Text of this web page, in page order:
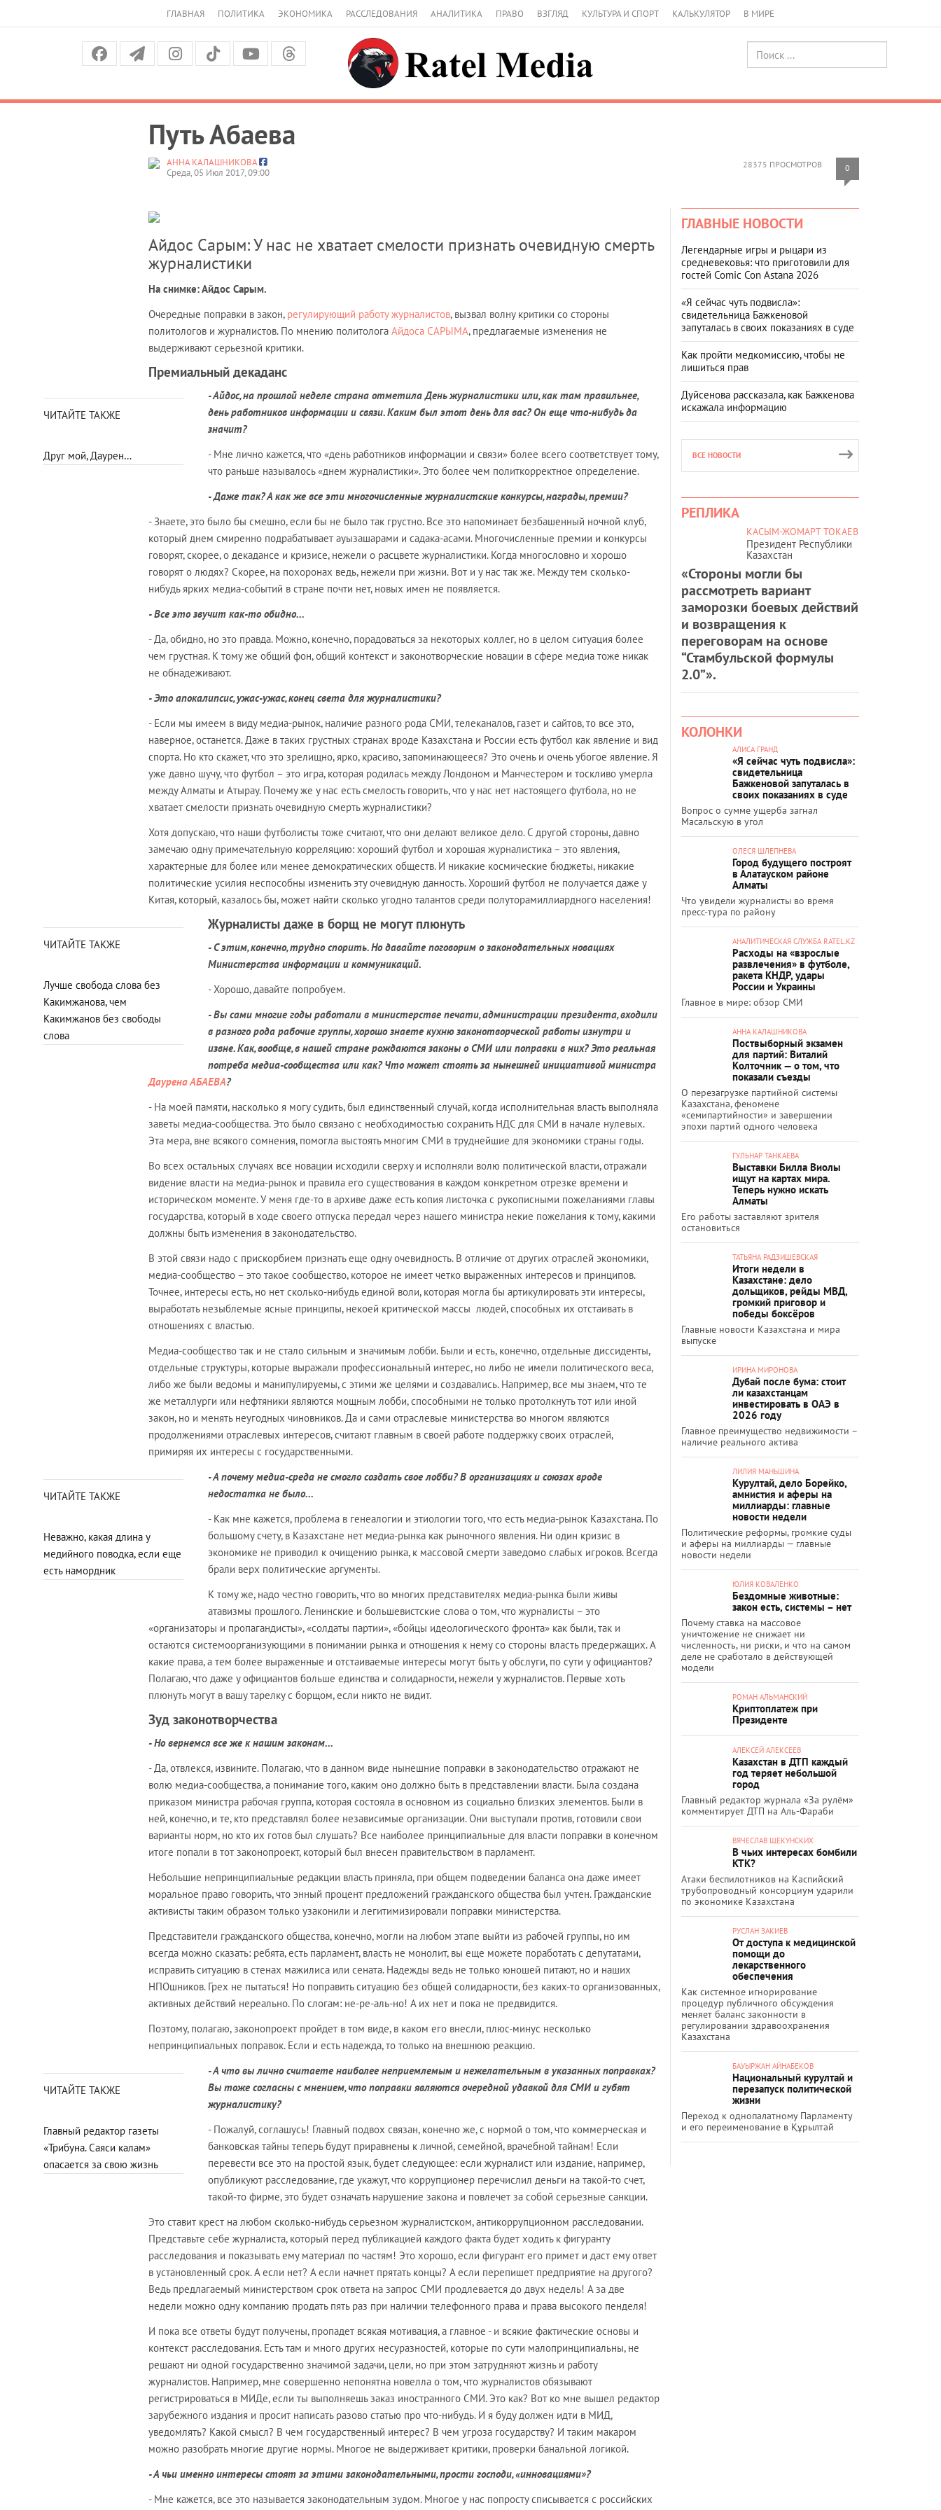
ГЛАВНАЯ ПОЛИТИКА ЭКОНОМИКА РАССЛЕДОВАНИЯ АНАЛИТИКА ПРАВО ВЗГЛЯД КУЛЬТУРА И СПОРТ КАЛЬКУЛЯТОР В МИРЕ
Путь Абаева
28375 ПРОСМОТРОВ 0
АННА КАЛАШНИКОВА
Среда, 05 Июл 2017, 09:00
Айдос Сарым: У нас не хватает смелости признать очевидную смерть
журналистики
На снимке: Айдос Сарым.
Очередные поправки в закон, регулирующий работу журналистов, вызвал волну критики со стороны
политологов и журналистов. По мнению политолога Айдоса САРЫМА, предлагаемые изменения не
выдерживают серьезной критики.
Премиальный декаданс
ЧИТАЙТЕ ТАКЖЕ
Друг мой, Даурен…
- Айдос, на прошлой неделе страна отметила День журналистики или, как там правильнее,
день работников информации и связи. Каким был этот день для вас? Он еще что-нибудь да
значит?
- Мне лично кажется, что «день работников информации и связи» более всего соответствует тому,
что раньше называлось «днем журналистики». Это более чем политкорректное определение.
- Даже так? А как же все эти многочисленные журналистские конкурсы, награды, премии?
- Знаете, это было бы смешно, если бы не было так грустно. Все это напоминает безбашенный ночной клуб,
который днем смиренно подрабатывает ауызашарами и садака-асами. Многочисленные премии и конкурсы
говорят, скорее, о декадансе и кризисе, нежели о расцвете журналистики. Когда многословно и хорошо
говорят о людях? Скорее, на похоронах ведь, нежели при жизни. Вот и у нас так же. Между тем сколько-
нибудь ярких медиа-событий в стране почти нет, новых имен не появляется.
- Все это звучит как-то обидно...
- Да, обидно, но это правда. Можно, конечно, порадоваться за некоторых коллег, но в целом ситуация более
чем грустная. К тому же общий фон, общий контекст и законотворческие новации в сфере медиа тоже никак
не обнадеживают.
- Это апокалипсис, ужас-ужас, конец света для журналистики?
- Если мы имеем в виду медиа-рынок, наличие разного рода СМИ, телеканалов, газет и сайтов, то все это,
наверное, останется. Даже в таких грустных странах вроде Казахстана и России есть футбол как явление и вид
спорта. Но кто скажет, что это зрелищно, ярко, красиво, запоминающееся? Это очень и очень убогое явление. Я
уже давно шучу, что футбол – это игра, которая родилась между Лондоном и Манчестером и тоскливо умерла
между Алматы и Атырау. Почему же у нас есть смелость говорить, что у нас нет настоящего футбола, но не
хватает смелости признать очевидную смерть журналистики?
Хотя допускаю, что наши футболисты тоже считают, что они делают великое дело. С другой стороны, давно
замечаю одну примечательную корреляцию: хороший футбол и хорошая журналистика – это явления,
характерные для более или менее демократических обществ. И никакие космические бюджеты, никакие
политические усилия неспособны изменить эту очевидную данность. Хороший футбол не получается даже у
Китая, который, казалось бы, может найти сколько угодно талантов среди полуторамиллиардного населения!
ЧИТАЙТЕ ТАКЖЕ
Лучше свобода слова без
Какимжанова, чем
Какимжанов без свободы
слова
Журналисты даже в борщ не могут плюнуть
- С этим, конечно, трудно спорить. Но давайте поговорим о законодательных новациях
Министерства информации и коммуникаций.
- Хорошо, давайте попробуем.
- Вы сами многие годы работали в министерстве печати, администрации президента, входили
в разного рода рабочие группы, хорошо знаете кухню законотворческой работы изнутри и
извне. Как, вообще, в нашей стране рождаются законы о СМИ или поправки в них? Это реальная
потреба медиа-сообщества или как? Что может стоять за нынешней инициативой министра
Даурена АБАЕВА?
- На моей памяти, насколько я могу судить, был единственный случай, когда исполнительная власть выполняла
заветы медиа-сообщества. Это было связано с необходимостью сохранить НДС для СМИ в начале нулевых.
Эта мера, вне всякого сомнения, помогла выстоять многим СМИ в труднейшие для экономики страны годы.
Во всех остальных случаях все новации исходили сверху и исполняли волю политической власти, отражали
видение власти на медиа-рынок и правила его существования в каждом конкретном отрезке времени и
историческом моменте. У меня где-то в архиве даже есть копия листочка с рукописными пожеланиями главы
государства, который в ходе своего отпуска передал через нашего министра некие пожелания к тому, какими
должны быть изменения в законодательство.
В этой связи надо с прискорбием признать еще одну очевидность. В отличие от других отраслей экономики,
медиа-сообщество – это такое сообщество, которое не имеет четко выраженных интересов и принципов.
Точнее, интересы есть, но нет сколько-нибудь единой воли, которая могла бы артикулировать эти интересы,
выработать незыблемые ясные принципы, некоей критической массы людей, способных их отстаивать в
отношениях с властью.
Медиа-сообщество так и не стало сильным и значимым лобби. Были и есть, конечно, отдельные диссиденты,
отдельные структуры, которые выражали профессиональный интерес, но либо не имели политического веса,
либо же были ведомы и манипулируемы, с этими же целями и создавались. Например, все мы знаем, что те
же металлурги или нефтяники являются мощным лобби, способными не только протолкнуть тот или иной
закон, но и менять неугодных чиновников. Да и сами отраслевые министерства во многом являются
продолжениями отраслевых интересов, считают главным в своей работе поддержку своих отраслей,
примиряя их интересы с государственными.
ЧИТАЙТЕ ТАКЖЕ
Неважно, какая длина у
медийного поводка, если еще
есть намордник
- А почему медиа-среда не смогло создать свое лобби? В организациях и союзах вроде
недостатка не было...
- Как мне кажется, проблема в генеалогии и этиологии того, что есть медиа-рынок Казахстана. По
большому счету, в Казахстане нет медиа-рынка как рыночного явления. Ни один кризис в
экономике не приводил к очищению рынка, к массовой смерти заведомо слабых игроков. Всегда
брали верх политические аргументы.
К тому же, надо честно говорить, что во многих представителях медиа-рынка были живы
атавизмы прошлого. Ленинские и большевистские слова о том, что журналисты – это
«организаторы и пропагандисты», «солдаты партии», «бойцы идеологического фронта» как были, так и
остаются системоорганизующими в понимании рынка и отношения к нему со стороны власть предержащих. А
какие права, а тем более выраженные и отстаиваемые интересы могут быть у обслуги, по сути у официантов?
Полагаю, что даже у официантов больше единства и солидарности, нежели у журналистов. Первые хоть
плюнуть могут в вашу тарелку с борщом, если никто не видит.
Зуд законотворчества
- Но вернемся все же к нашим законам...
- Да, отвлекся, извините. Полагаю, что в данном виде нынешние поправки в законодательство отражают не
волю медиа-сообщества, а понимание того, каким оно должно быть в представлении власти. Была создана
приказом министра рабочая группа, которая состояла в основном из социально близких элементов. Были в
ней, конечно, и те, кто представлял более независимые организации. Они выступали против, готовили свои
варианты норм, но кто их готов был слушать? Все наиболее принципиальные для власти поправки в конечном
итоге попали в тот законопроект, который был внесен правительством в парламент.
Небольшие непринципиальные редакции власть приняла, при общем подведении баланса она даже имеет
моральное право говорить, что энный процент предложений гражданского общества был учтен. Гражданские
активисты таким образом только узаконили и легитимизировали поправки министерства.
Представители гражданского общества, конечно, могли на любом этапе выйти из рабочей группы, но им
всегда можно сказать: ребята, есть парламент, власть не монолит, вы еще можете поработать с депутатами,
исправить ситуацию в стенах мажилиса или сената. Надежды ведь не только юношей питают, но и наших
НПОшников. Грех не пытаться! Но поправить ситуацию без общей солидарности, без каких-то организованных,
активных действий нереально. По слогам: не-ре-аль-но! А их нет и пока не предвидится.
Поэтому, полагаю, законопроект пройдет в том виде, в каком его внесли, плюс-минус несколько
непринципиальных поправок. Если и есть надежда, то только на внешнюю реакцию.
ЧИТАЙТЕ ТАКЖЕ
Главный редактор газеты
«Трибуна. Саяси калам»
опасается за свою жизнь
- А что вы лично считаете наиболее неприемлемым и нежелательным в указанных поправках?
Вы тоже согласны с мнением, что поправки являются очередной удавкой для СМИ и губят
журналистику?
- Пожалуй, соглашусь! Главный подвох связан, конечно же, с нормой о том, что коммерческая и
банковская тайны теперь будут приравнены к личной, семейной, врачебной тайнам! Если
перевести все это на простой язык, будет следующее: если журналист или издание, например,
опубликуют расследование, где укажут, что коррупционер перечислил деньги на такой-то счет,
такой-то фирме, это будет означать нарушение закона и повлечет за собой серьезные санкции.
Это ставит крест на любом сколько-нибудь серьезном журналистском, антикоррупционном расследовании.
Представьте себе журналиста, который перед публикацией каждого факта будет ходить к фигуранту
расследования и показывать ему материал по частям! Это хорошо, если фигурант его примет и даст ему ответ
в установленный срок. А если нет? А если начнет прятать концы? А если перепишет предприятие на другого?
Ведь предлагаемый министерством срок ответа на запрос СМИ продлевается до двух недель! А за две
недели можно одну компанию продать пять раз при наличии телефонного права и права высокого пенделя!
И пока все ответы будут получены, пропадет всякая мотивация, а главное - и всякие фактические основы и
контекст расследования. Есть там и много других несуразностей, которые по сути малопринципиальны, не
решают ни одной государственно значимой задачи, цели, но при этом затрудняют жизнь и работу
журналистов. Например, мне совершенно непонятна новелла о том, что журналистов обязывают
регистрироваться в МИДе, если ты выполняешь заказ иностранного СМИ. Это как? Вот ко мне вышел редактор
зарубежного издания и просит написать разово статью про что-нибудь. И я буду должен идти в МИД,
уведомлять? Какой смысл? В чем государственный интерес? В чем угроза государству? И таким макаром
можно разобрать многие другие нормы. Многое не выдерживает критики, проверки банальной логикой.
- А чьи именно интересы стоят за этими законодательными, прости господи, «инновациями»?
- Мне кажется, все это называется законодательным зудом. Многое у нас попросту списывается с российских
ГЛАВНЫЕ НОВОСТИ
Легендарные игры и рыцари из
средневековья: что приготовили для
гостей Comic Con Astana 2026
«Я сейчас чуть подвисла»:
свидетельница Бажкеновой
запуталась в своих показаниях в суде
Как пройти медкомиссию, чтобы не
лишиться прав
Дуйсенова рассказала, как Бажкенова
искажала информацию
ВСЕ НОВОСТИ
РЕПЛИКА
КАСЫМ-ЖОМАРТ ТОКАЕВ
Президент Республики
Казахстан
«Стороны могли бы
рассмотреть вариант
заморозки боевых действий
и возвращения к
переговорам на основе
“Стамбульской формулы
2.0”».
КОЛОНКИ
АЛИСА ГРАНД
«Я сейчас чуть подвисла»:
свидетельница
Бажкеновой запуталась в
своих показаниях в суде
Вопрос о сумме ущерба загнал
Масальскую в угол
ОЛЕСЯ ШЛЕПНЕВА
Город будущего построят
в Алатауском районе
Алматы
Что увидели журналисты во время
пресс-тура по району
АНАЛИТИЧЕСКАЯ СЛУЖБА RATEL.KZ
Расходы на «взрослые
развлечения» в футболе,
ракета КНДР, удары
России и Украины
Главное в мире: обзор СМИ
АННА КАЛАШНИКОВА
Поствыборный экзамен
для партий: Виталий
Колточник — о том, что
показали съезды
О перезагрузке партийной системы
Казахстана, феномене
«семипартийности» и завершении
эпохи партий одного человека
ГУЛЬНАР ТАНКАЕВА
Выставки Билла Виолы
ищут на картах мира.
Теперь нужно искать
Алматы
Его работы заставляют зрителя
остановиться
ТАТЬЯНА РАДЗИШЕВСКАЯ
Итоги недели в
Казахстане: дело
дольщиков, рейды МВД,
громкий приговор и
победы боксёров
Главные новости Казахстана и мира
выпуске
ИРИНА МИРОНОВА
Дубай после бума: стоит
ли казахстанцам
инвестировать в ОАЭ в
2026 году
Главное преимущество недвижимости –
наличие реального актива
ЛИЛИЯ МАНЬШИНА
Курултай, дело Борейко,
амнистия и аферы на
миллиарды: главные
новости недели
Политические реформы, громкие суды
и аферы на миллиарды — главные
новости недели
ЮЛИЯ КОВАЛЕНКО
Бездомные животные:
закон есть, системы – нет
Почему ставка на массовое
уничтожение не снижает ни
численность, ни риски, и что на самом
деле не сработало в действующей
модели
РОМАН АЛЬМАНСКИЙ
Криптоплатеж при
Президенте
АЛЕКСЕЙ АЛЕКСЕЕВ
Казахстан в ДТП каждый
год теряет небольшой
город
Главный редактор журнала «За рулём»
комментирует ДТП на Аль-Фараби
ВЯЧЕСЛАВ ЩЕКУНСКИХ
В чьих интересах бомбили
КТК?
Атаки беспилотников на Каспийский
трубопроводный консорциум ударили
по экономике Казахстана
РУСЛАН ЗАКИЕВ
От доступа к медицинской
помощи до
лекарственного
обеспечения
Как системное игнорирование
процедур публичного обсуждения
меняет баланс законности в
регулировании здравоохранения
Казахстана
БАУЫРЖАН АЙНАБЕКОВ
Национальный курултай и
перезапуск политической
жизни
Переход к однопалатному Парламенту
и его переименование в Құрылтай